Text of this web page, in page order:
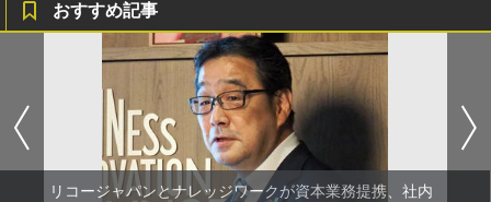
おすすめ記事
リコージャパンとナレッジワークが資本業務提携、社内